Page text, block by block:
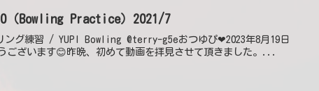
（Bowling Practice）2021/7
ング練習 / YUPI Bowling @terry-g5eおつゆぴ❤2023年8月19日
ございます😊昨晩、初めて動画を拝見させて頂きました。...